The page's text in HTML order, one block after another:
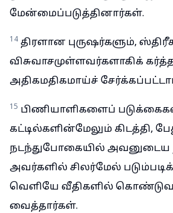
மேன்மைப்படுத்தினார்கள்.
14 திரளான புருஷர்களும்,
விசுவாசமுள்ளவர்களாகிக்
அதிகமதிகமாய்ச்
15 பிணியாளிகளைப்
கட்டில்களின்மேலும் கிடத்தி,
நடந்துபோகையில் அவனுடைய
அவர்களில் சிலர்மேல்
வெளியே வீதிகளில்
வைத்தார்கள்.